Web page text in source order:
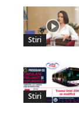
Stiri
Stiri